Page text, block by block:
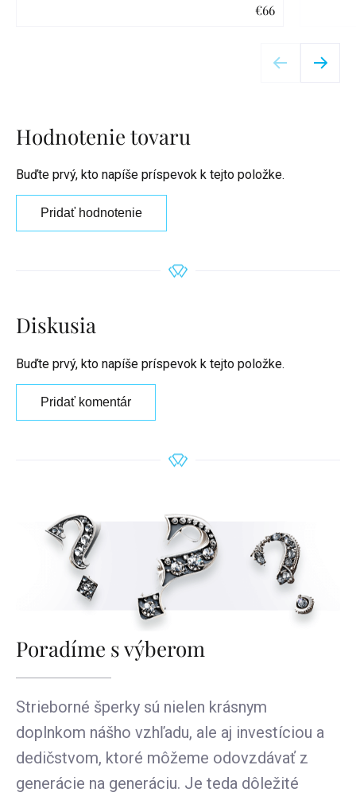
€66
Hodnotenie tovaru
Buďte prvý, kto napíše príspevok k tejto položke.
Pridať hodnotenie
Diskusia
Buďte prvý, kto napíše príspevok k tejto položke.
Pridať komentár
Poradíme s výberom
Strieborné šperky sú nielen krásnym
doplnkom nášho vzhľadu, ale aj investíciou a
dedičstvom, ktoré môžeme odovzdávať z
generácie na generáciu. Je teda dôležité